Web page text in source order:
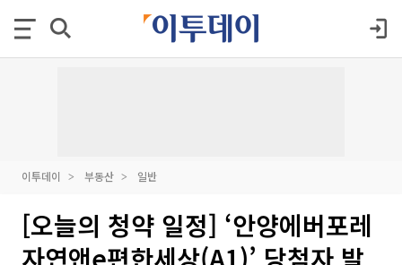
이투데이 부동산 일반
[오늘의 청약 일정] ‘안양에버포레
자연앤e편한세상(A1)’ 당첨자 발